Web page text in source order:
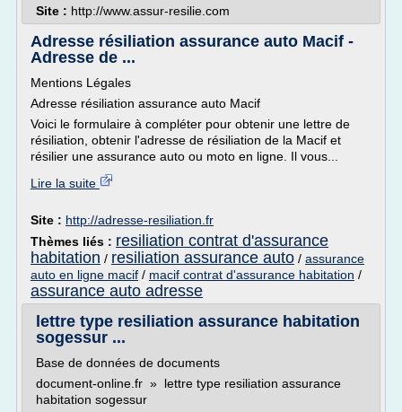
Site : http://www.assur-resilie.com
Adresse résiliation assurance auto Macif -
Adresse de ...
Mentions Légales
Adresse résiliation assurance auto Macif
Voici le formulaire à compléter pour obtenir une lettre de
résiliation, obtenir l'adresse de résiliation de la Macif et
résilier une assurance auto ou moto en ligne. Il vous...
Lire la suite
Site : http://adresse-resiliation.fr
Thèmes liés : resiliation contrat d'assurance
habitation / resiliation assurance auto / assurance
auto en ligne macif / macif contrat d'assurance habitation /
assurance auto adresse
lettre type resiliation assurance habitation
sogessur ...
Base de données de documents
document-online.fr » lettre type resiliation assurance
habitation sogessur